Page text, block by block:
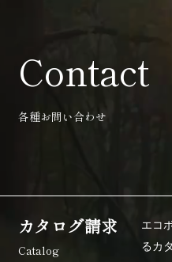
Contact
各種お問い合わせ
カタログ請求
Catalog
エコ
るカ